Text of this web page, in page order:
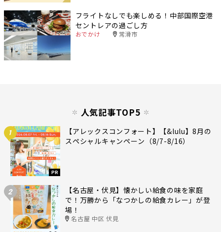
フライトなしでも楽しめる！中部国際空港
セントレアの過ごし方
おでかけ 常滑市
人気記事TOP5
1
PR
【アレックスコンフォート】【&lulu】8月の
スペシャルキャンペーン（8/7-8/16）
2
【名古屋・伏見】懐かしい給食の味を家庭
で！万勝から「なつかしの給食カレー」が登
場！
名古屋 中区 伏見